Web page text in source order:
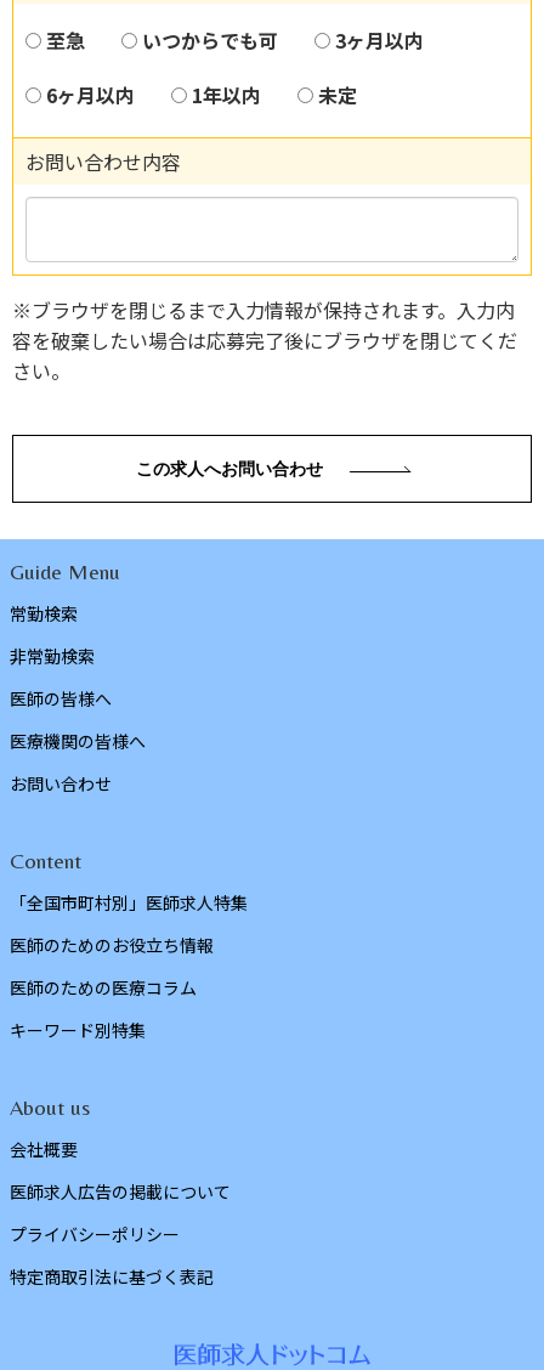
至急 いつからでも可
3ヶ月以内
6ヶ月以内
1年以内 未定
お問い合わせ内容
※ブラウザを閉じるまで入力情報が保持されます。入力内
容を破棄したい場合は応募完了後にブラウザを閉じてくだ
さい。
この求人へお問い合わせ
Guide Menu
常勤検索
非常勤検索
医師の皆様へ
医療機関の皆様へ
お問い合わせ
Content
「全国市町村別」医師求人特集
医師のためのお役立ち情報
医師のための医療コラム
キーワード別特集
About us
会社概要
医師求人広告の掲載について
プライバシーポリシー
特定商取引法に基づく表記